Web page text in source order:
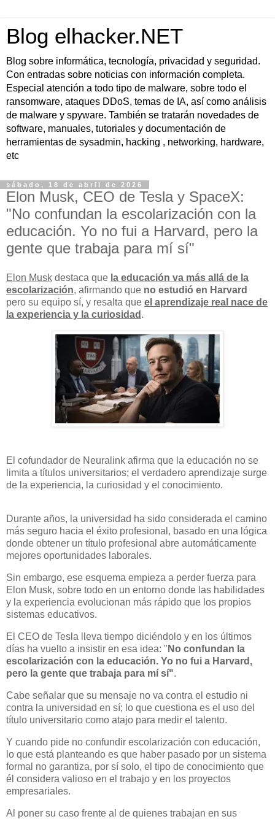
Blog elhacker.NET
Blog sobre informática, tecnología, privacidad y seguridad.
Con entradas sobre noticias con información completa.
Especial atención a todo tipo de malware, sobre todo el
ransomware, ataques DDoS, temas de IA, así como análisis
de malware y spyware. También se tratarán novedades de
software, manuales, tutoriales y documentación de
herramientas de sysadmin, hacking , networking, hardware,
etc
sábado, 18 de abril de 2026
Elon Musk, CEO de Tesla y SpaceX:
"No confundan la escolarización con la
educación. Yo no fui a Harvard, pero la
gente que trabaja para mí sí"
Elon Musk destaca que la educación va más allá de la
escolarización, afirmando que no estudió en Harvard
pero su equipo sí, y resalta que el aprendizaje real nace de
la experiencia y la curiosidad .
El cofundador de Neuralink afirma que la educación no se
limita a títulos universitarios; el verdadero aprendizaje surge
de la experiencia, la curiosidad y el conocimiento.
Durante años, la universidad ha sido considerada el camino
más seguro hacia el éxito profesional, basado en una lógica
donde obtener un título profesional abre automáticamente
mejores oportunidades laborales.
Sin embargo, ese esquema empieza a perder fuerza para
Elon Musk, sobre todo en un entorno donde las habilidades
y la experiencia evolucionan más rápido que los propios
sistemas educativos.
El CEO de Tesla lleva tiempo diciéndolo y en los últimos
días ha vuelto a insistir en esa idea: " No confundan la
escolarización con la educación. Yo no fui a Harvard,
pero la gente que trabaja para mí sí".
Cabe señalar que su mensaje no va contra el estudio ni
contra la universidad en sí; lo que cuestiona es el uso del
título universitario como atajo para medir el talento.
Y cuando pide no confundir escolarización con educación,
lo que está planteando es que haber pasado por un sistema
formal no garantiza, por sí solo, el tipo de conocimiento que
él considera valioso en el trabajo y en los proyectos
empresariales.
Al poner su caso frente al de quienes trabajan en sus